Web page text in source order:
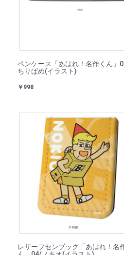
ペンケース「あはれ！名作くん」
ちりばめ(イラスト)
￥998
レザーフセンブック「あはれ！名